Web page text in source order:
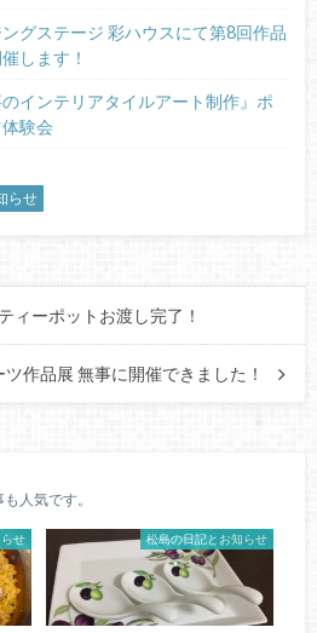
グステージ 彩ハウスにて第8回作品
します！
のインテリアタイルアート制作』ポ
験会
らせ
ィーポットお渡し完了！
ツ作品展 無事に開催できました！
人気です。
せ 松島の日記とお知らせ